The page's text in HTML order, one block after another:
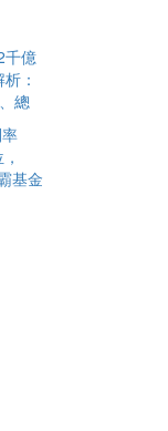
千億
：
總
基金